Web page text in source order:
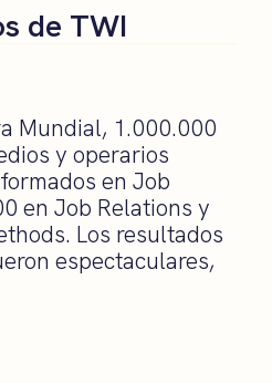
de TWI
Mundial, 1.000.000
y operarios
en Job
en Job Relations y
Los resultados
espectaculares,